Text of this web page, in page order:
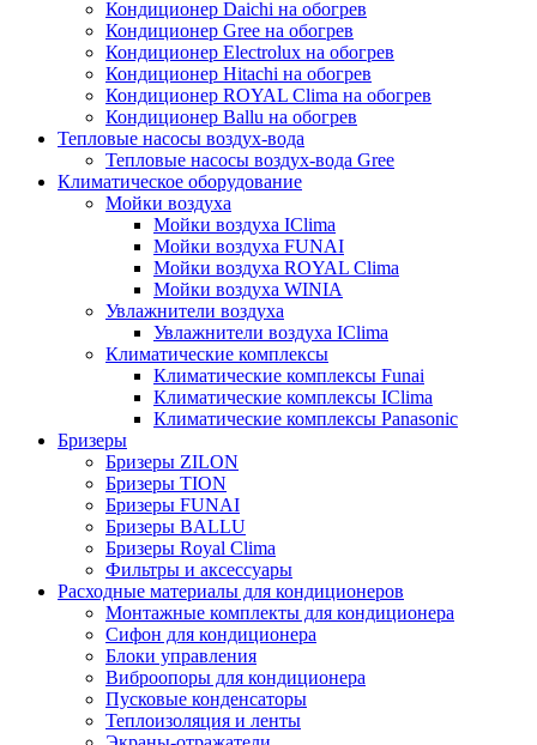
Кондиционер Daichi на обогрев
Кондиционер Gree на обогрев
Кондиционер Electrolux на обогрев
Кондиционер Hitachi на обогрев
Кондиционер ROYAL Clima на обогрев
Кондиционер Ballu на обогрев
Тепловые насосы воздух-вода
Тепловые насосы воздух-вода Gree
Климатическое оборудование
Мойки воздуха
Мойки воздуха IClima
Мойки воздуха FUNAI
Мойки воздуха ROYAL Clima
Мойки воздуха WINIA
Увлажнители воздуха
Увлажнители воздуха IClima
Климатические комплексы
Климатические комплексы Funai
Климатические комплексы IClima
Климатические комплексы Panasonic
Бризеры
Бризеры ZILON
Бризеры TION
Бризеры FUNAI
Бризеры BALLU
Бризеры Royal Clima
Фильтры и аксессуары
Расходные материалы для кондиционеров
Монтажные комплекты для кондиционера
Сифон для кондиционера
Блоки управления
Виброопоры для кондиционера
Пусковые конденсаторы
Теплоизоляция и ленты